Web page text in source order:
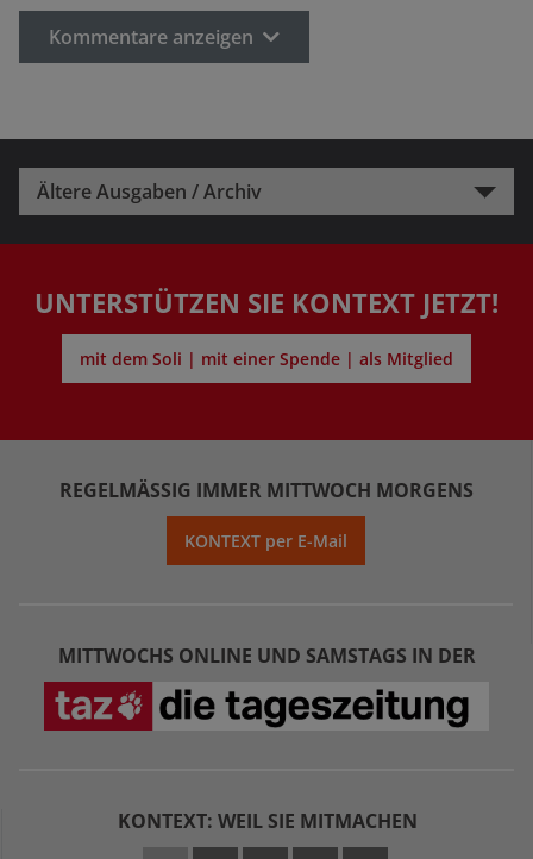
Kommentare anzeigen
Ältere Ausgaben / Archiv
UNTERSTÜTZEN SIE KONTEXT JETZT!
mit dem Soli | mit einer Spende | als Mitglied
REGELMÄSSIG IMMER MITTWOCH MORGENS
KONTEXT per E-Mail
MITTWOCHS ONLINE UND SAMSTAGS IN DER
KONTEXT: WEIL SIE MITMACHEN